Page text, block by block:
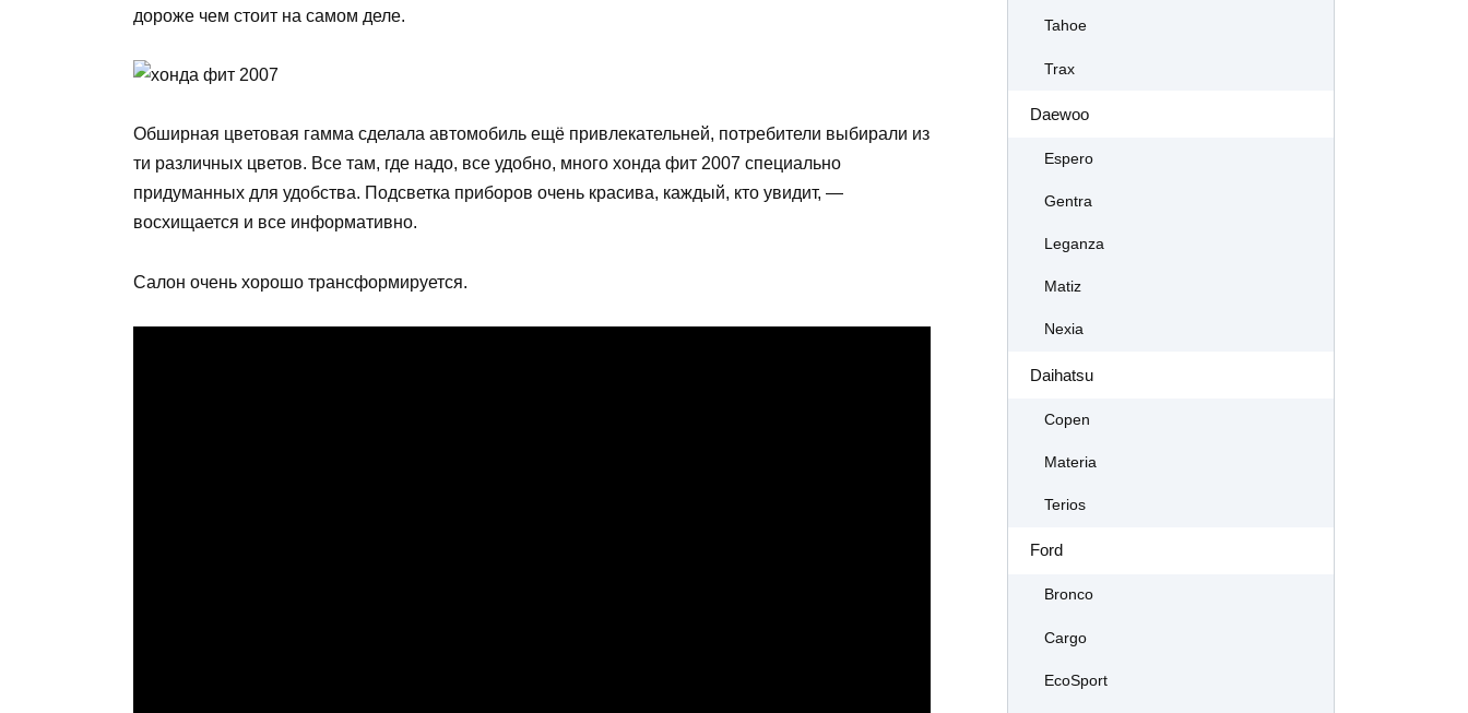
дороже чем стоит на самом деле.
Обширная цветовая гамма сделала автомобиль ещё привлекательней, потребители выбирали из
ти различных цветов. Все там, где надо, все удобно, много хонда фит 2007 специально
придуманных для удобства. Подсветка приборов очень красива, каждый, кто увидит, —
восхищается и все информативно.
Салон очень хорошо трансформируется.
Tahoe
Trax
Daewoo
Espero
Gentra
Leganza
Matiz
Nexia
Daihatsu
Copen
Materia
Terios
Ford
Bronco
Cargo
EcoSport